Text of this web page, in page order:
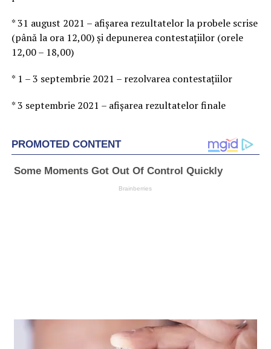
* 31 august 2021 – afişarea rezultatelor la probele scrise
(până la ora 12,00) şi depunerea contestaţiilor (orele
12,00 – 18,00)
* 1 – 3 septembrie 2021 – rezolvarea contestaţiilor
* 3 septembrie 2021 – afişarea rezultatelor finale